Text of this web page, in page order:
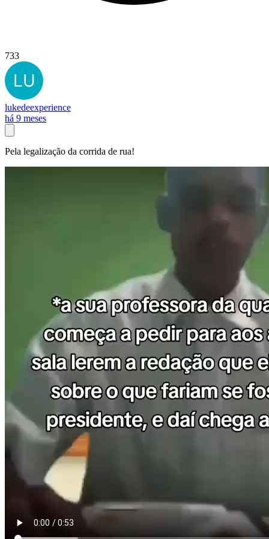
733
lukedeexperience
há 9 meses
Pela legalização da corrida de rua!